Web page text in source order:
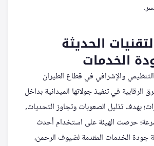
الحديثة
الخدمات
التنظيمي والإشرافي في قطاع الطيران
الرقابية في تنفيذ جولاتها الميدانية بداخل
بهدف تذليل الصعوبات وتجاوز التحديات,
حرصت الهيئة على استخدام أحدث
جودة الخدمات المقدمة لضيوف الرحمن،